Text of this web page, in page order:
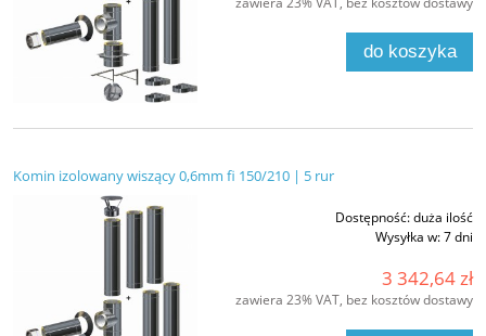
do koszyka
Komin izolowany wiszący 0,6mm fi 150/210 | 5 rur
Dostępność:duża ilość
Wysyłka w:7 dni
3 342,64 zł
zawiera 23% VAT, bez kosztów dostawy